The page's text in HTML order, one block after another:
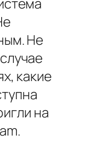
Не
какие
на